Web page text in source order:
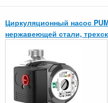
Циркуляционный насос
нержавеющей стали,